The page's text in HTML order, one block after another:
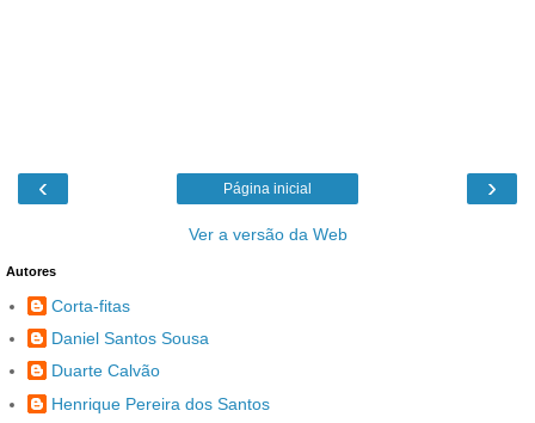
‹ ›
Página inicial
Ver a versão da Web
Autores
Corta-fitas
Daniel Santos Sousa
Duarte Calvão
Henrique Pereira dos Santos